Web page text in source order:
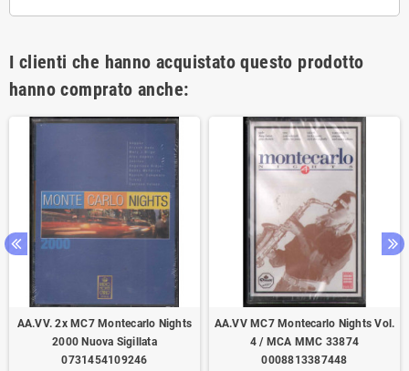
I clienti che hanno acquistato questo prodotto
hanno comprato anche:
AA.VV. 2x MC7 Montecarlo Nights
2000 Nuova Sigillata
0731454109246
AA.VV MC7 Montecarlo Nights Vol.
4 / MCA MMC 33874
0008813387448